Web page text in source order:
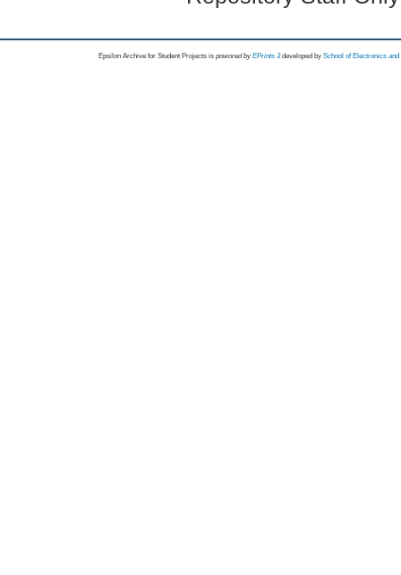
Epsilon Archive for Student Projects is powored byEPrints 3 developed by School of Electronics